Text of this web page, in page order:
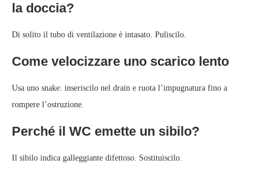
la doccia?
Di solito il tubo di ventilazione è intasato. Puliscilo.
Come velocizzare uno scarico lento
Usa uno snake: inseriscilo nel drain e ruota l’impugnatura fino a
rompere l’ostruzione.
Perché il WC emette un sibilo?
Il sibilo indica galleggiante difettoso. Sostituiscilo.